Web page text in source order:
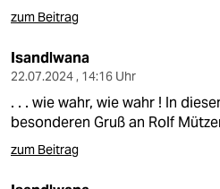
zum Beitrag
Isandlwana
22.07.2024 , 14:16 Uhr
. . . wie wahr, wie wahr ! In
besonderen Gruß an Rolf
zum Beitrag